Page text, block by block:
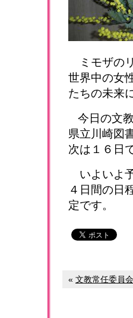
ミモザの
世界中の女
たちの未来
今日の文
県立川崎図
次は１６日
いよいよ
４日間の日
定です。
« 文教常任委員会